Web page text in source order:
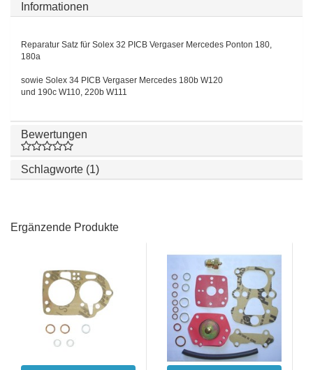
Informationen
Reparatur Satz für Solex 32 PICB Vergaser Mercedes Ponton 180,
180a
sowie Solex 34 PICB Vergaser Mercedes 180b W120
und 190c W110, 220b W111
Bewertungen
Schlagworte (1)
Ergänzende Produkte